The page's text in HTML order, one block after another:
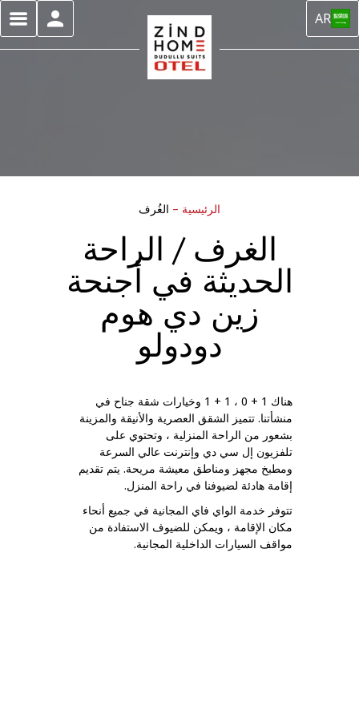
AR
الرئيسية – الغُرف
الغرف / الراحة
الحديثة في أجنحة
زين دي هوم
دودولو
هناك 1 + 0 ، 1 + 1 وخيارات شقة جناح في
منشأتنا. تتميز الشقق العصرية والأنيقة والمزينة
بشعور من الراحة المنزلية ، وتحتوي على
تلفزيون إل سي دي وإنترنت عالي السرعة
ومطبخ مجهز ومناطق معيشة مريحة. يتم تقديم
إقامة هادئة لضيوفنا في راحة المنزل.
تتوفر خدمة الواي فاي المجانية في جميع أنحاء
مكان الإقامة ، ويمكن للضيوف الاستفادة من
مواقف السيارات الداخلية المجانية.